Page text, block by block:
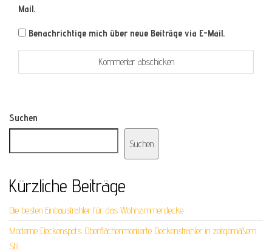
Mail.
Benachrichtige mich über neue Beiträge via E-Mail.
Suchen
Suchen
Kürzliche Beiträge
Die besten Einbaustrahler für das Wohnzimmerdecke
Moderne Deckenspots: Oberflächenmontierte Deckenstrahler in zeitgemäßem
Stil